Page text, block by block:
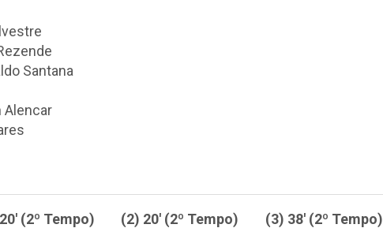
Santana
Alencar
(2º Tempo) (2) 20' (2º Tempo) (3) 38' (2º Tempo)